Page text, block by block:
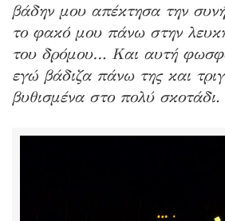
βάδην μου απέκτησα την
το φακό μου πάνω στην
του δρόμου… Και αυτή
εγώ βάδιζα πάνω της και
βυθισμένα στο πολύ σκοτάδι.